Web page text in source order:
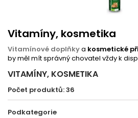
Vitamíny, kosmetika
Vitamínové doplňkya kosmetické
by měl mít správný chovatel vždy k
VITAMÍNY, KOSMETIKA
Počet produktů: 36
Podkategorie